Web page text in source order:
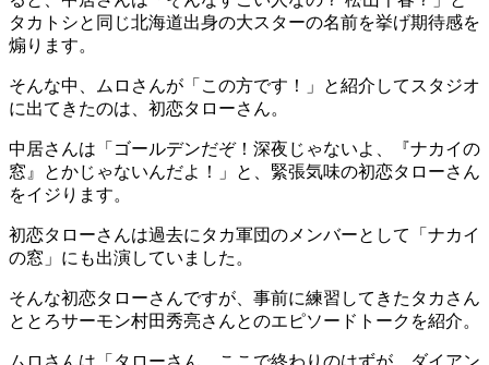
タカトシと同じ北海道出身の大スターの名前を挙げ期待感を
煽ります。
そんな中、ムロさんが「この方です！」と紹介してスタジオ
に出てきたのは、初恋タローさん。
中居さんは「ゴールデンだぞ！深夜じゃないよ、『ナカイの
窓』とかじゃないんだよ！」と、緊張気味の初恋タローさん
をイジります。
初恋タローさんは過去にタカ軍団のメンバーとして「ナカイ
の窓」にも出演していました。
そんな初恋タローさんですが、事前に練習してきたタカさん
ととろサーモン村田秀亮さんとのエピソードトークを紹介。
ムロさんは「タローさん、ここで終わりのはずが、ダイアン